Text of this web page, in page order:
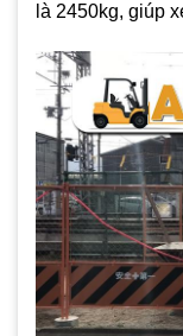
là 2450kg, giúp